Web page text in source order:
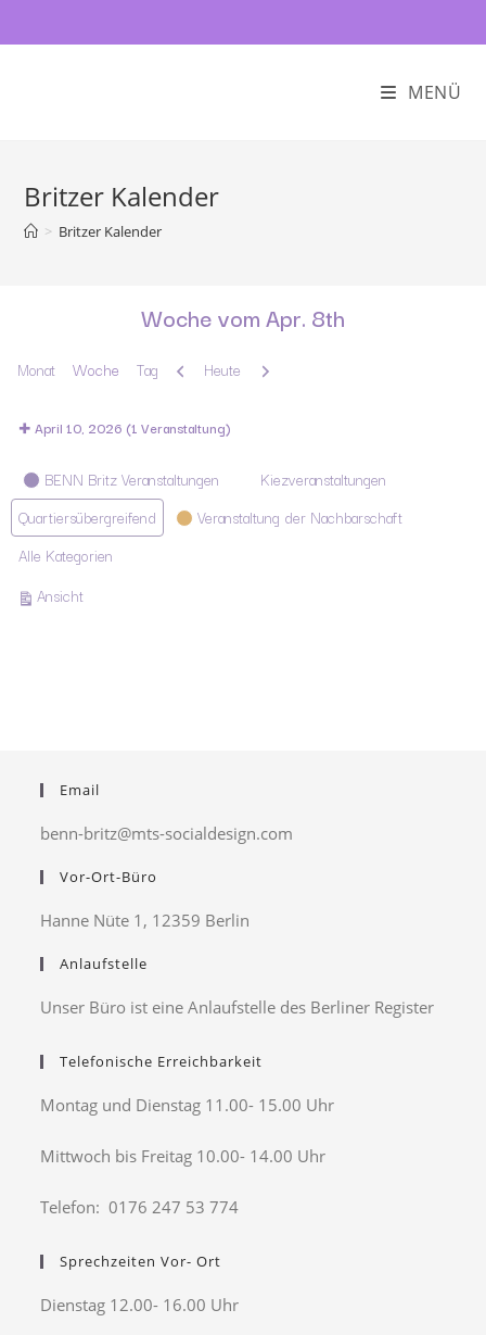
MENÜ
Britzer Kalender
> Britzer Kalender
Woche vom Apr. 8th
Monat Woche Tag Zurück
Heute Weiter
April 10, 2026 (1 Veranstaltung)
Kategorien
BENN Britz Veranstaltungen
Kiezveranstaltungen
Quartiersübergreifend
Veranstaltung der Nachbarschaft
Alle Kategorien
Ansichtausdrucken
Email
benn-britz@mts-socialdesign.com
Vor-Ort-Büro
Hanne Nüte 1, 12359 Berlin
Anlaufstelle
Unser Büro ist eine Anlaufstelle des Berliner Register
Telefonische Erreichbarkeit
Montag und Dienstag 11.00- 15.00 Uhr
Mittwoch bis Freitag 10.00- 14.00 Uhr
Telefon: 0176 247 53 774
Sprechzeiten Vor- Ort
Dienstag 12.00- 16.00 Uhr